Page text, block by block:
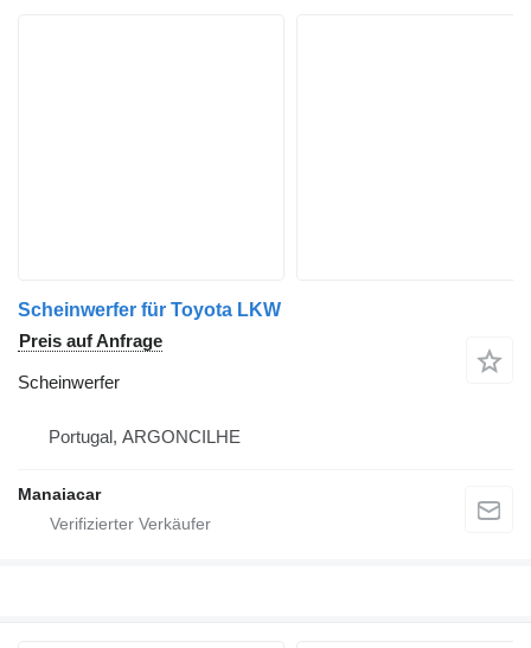
Scheinwerfer für Toyota LKW
Preis auf Anfrage
Scheinwerfer
Portugal, ARGONCILHE
Manaiacar